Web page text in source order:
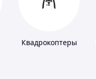
Квадрокоптеры